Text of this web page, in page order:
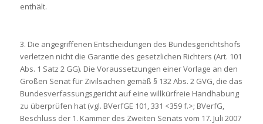
enthält.
3. Die angegriffenen Entscheidungen des Bundesgerichtshofs
verletzen nicht die Garantie des gesetzlichen Richters (Art. 101
Abs. 1 Satz 2 GG). Die Voraussetzungen einer Vorlage an den
Großen Senat für Zivilsachen gemäß § 132 Abs. 2 GVG, die das
Bundesverfassungsgericht auf eine willkürfreie Handhabung
zu überprüfen hat (vgl. BVerfGE 101, 331 <359 f.>; BVerfG,
Beschluss der 1. Kammer des Zweiten Senats vom 17. Juli 2007